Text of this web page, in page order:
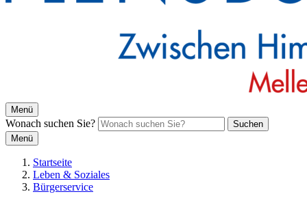
Menü
Wonach suchen Sie?
Suchen
Menü
Startseite
Leben & Soziales
Bürgerservice